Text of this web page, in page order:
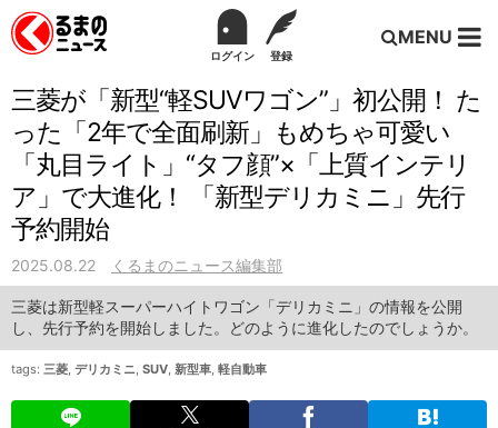
ログイン 登録
MENU
三菱が「新型“軽SUVワゴン”」初公開！ た
った「2年で全面刷新」もめちゃ可愛い
「丸目ライト」“タフ顔”×「上質インテリ
ア」で大進化！ 「新型デリカミニ」先行
予約開始
2025.08.22 くるまのニュース編集部
三菱は新型軽スーパーハイトワゴン「デリカミニ」の情報を公開
し、先行予約を開始しました。どのように進化したのでしょうか。
tags: 三菱, デリカミニ, SUV, 新型車, 軽自動車